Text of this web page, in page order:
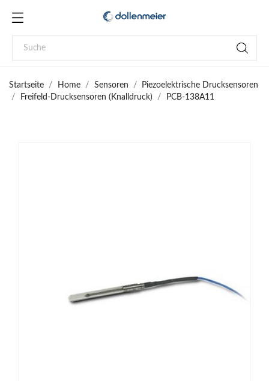
Startseite Home Sensoren
Piezoelektrische Drucksensoren
Freifeld-Drucksensoren (Knalldruck)
PCB-138A11